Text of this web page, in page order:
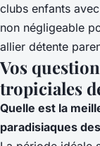
clubs enfants
non négligeable
allier détente
Vos
tropiciales
Quelle est la
paradisiaques